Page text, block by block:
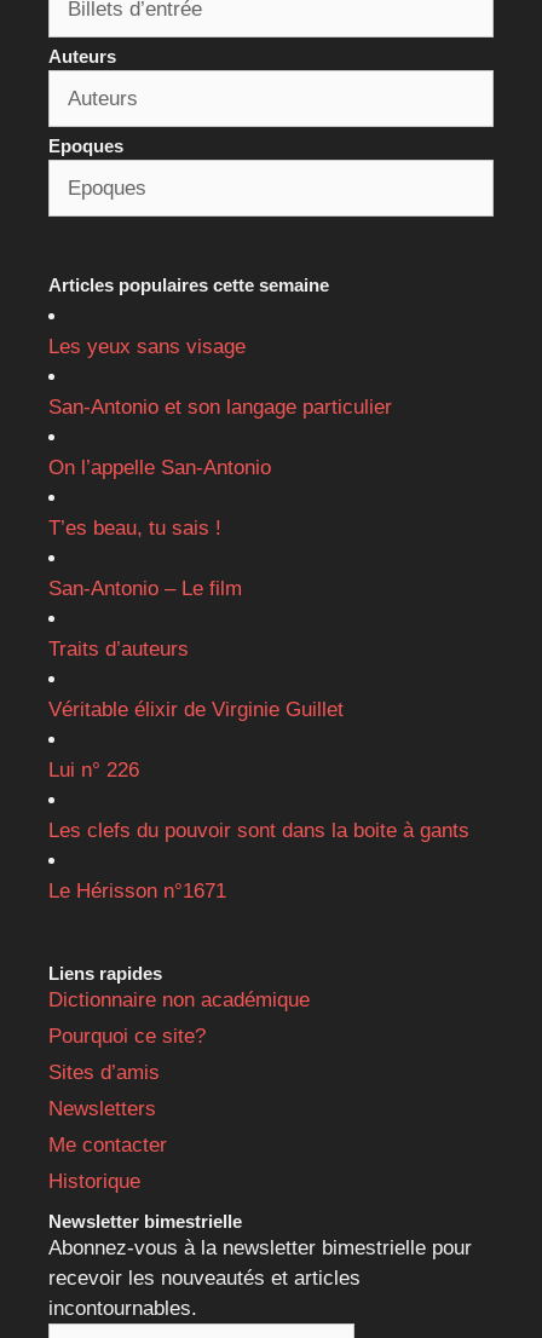
Auteurs
Epoques
Articles populaires cette semaine
Les yeux sans visage
San-Antonio et son langage particulier
On l’appelle San-Antonio
T’es beau, tu sais !
San-Antonio – Le film
Traits d’auteurs
Véritable élixir de Virginie Guillet
Lui n° 226
Les clefs du pouvoir sont dans la boite à gants
Le Hérisson n°1671
Liens rapides
Dictionnaire non académique
Pourquoi ce site?
Sites d’amis
Newsletters
Me contacter
Historique
Newsletter bimestrielle
Abonnez-vous à la newsletter bimestrielle pour
recevoir les nouveautés et articles
incontournables.